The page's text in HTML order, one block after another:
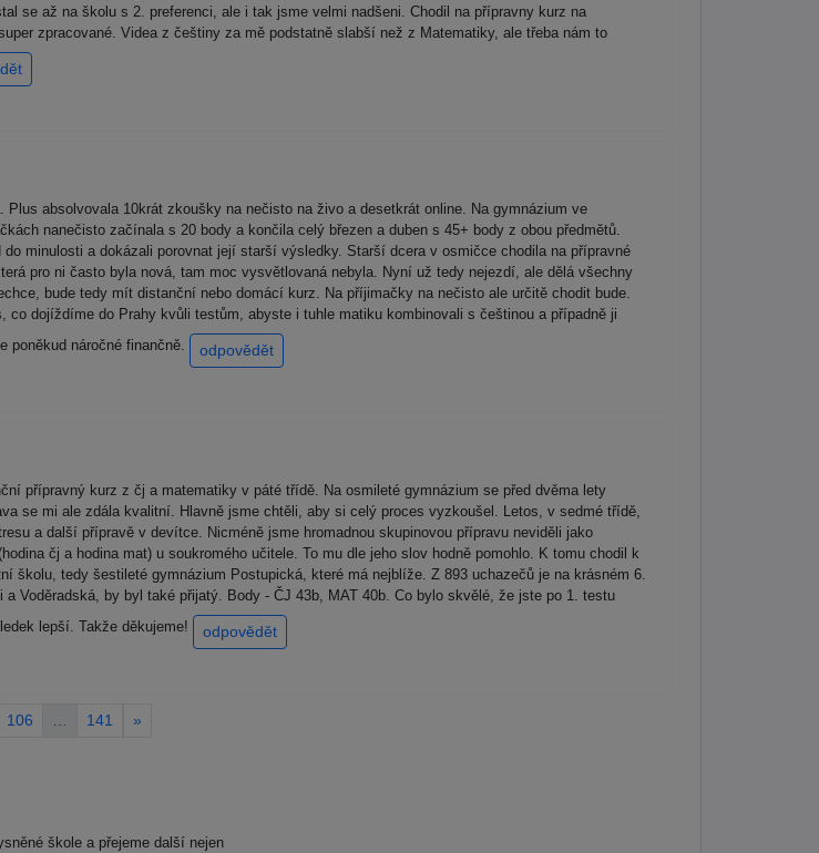
se až na školu s 2. preferenci, ale i tak jsme velmi nadšeni. Chodil na přípravny kurz na
zpracované. Videa z češtiny za mě podstatně slabší než z Matematiky, ale třeba nám to
absolvovala 10krát zkoušky na nečisto na živo a desetkrát online. Na gymnázium ve
nanečisto začínala s 20 body a končila celý březen a duben s 45+ body z obou předmětů.
minulosti a dokázali porovnat její starší výsledky. Starší dcera v osmičce chodila na přípravné
pro ni často byla nová, tam moc vysvětlovaná nebyla. Nyní už tedy nejezdí, ale dělá všechny
bude tedy mít distanční nebo domácí kurz. Na příjimačky na nečisto ale určitě chodit bude.
dojíždíme do Prahy kvůli testům, abyste i tuhle matiku kombinovali s češtinou a případně ji
poněkud náročné finančně.
odpovědět
přípravný kurz z čj a matematiky v páté třídě. Na osmileté gymnázium se před dvěma lety
se mi ale zdála kvalitní. Hlavně jsme chtěli, aby si celý proces vyzkoušel. Letos, v sedmé třídě,
a další přípravě v devítce. Nicméně jsme hromadnou skupinovou přípravu neviděli jako
čj a hodina mat) u soukromého učitele. To mu dle jeho slov hodně pomohlo. K tomu chodil k
školu, tedy šestileté gymnázium Postupická, které má nejblíže. Z 893 uchazečů je na krásném 6.
Voděradská, by byl také přijatý. Body - ČJ 43b, MAT 40b. Co bylo skvělé, že jste po 1. testu
lepší. Takže děkujeme!
odpovědět
106 141 »
škole a přejeme další nejen